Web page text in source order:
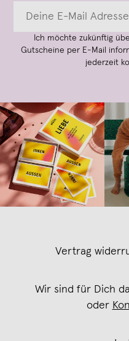
Ich möchte zukünftig
Gutscheine per E-Mail
jederzeit
Vertrag
Wir sind für Dich
oder